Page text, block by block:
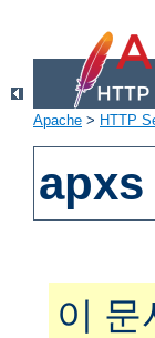
Apache > HTTP
apxs
이 문